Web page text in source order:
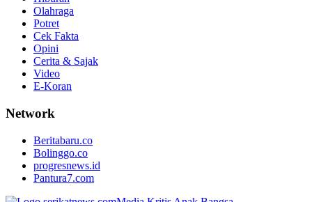
Olahraga
Potret
Cek Fakta
Opini
Cerita & Sajak
Video
E-Koran
Network
Beritabaru.co
Bolinggo.co
progresnews.id
Pantura7.com